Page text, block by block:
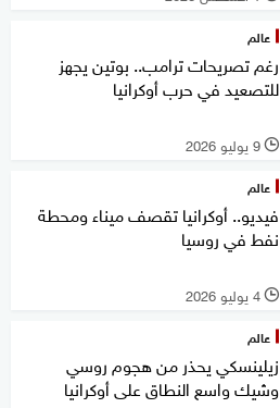
عالم
رغم تصريحات ترامب.. بوتين يجهز
للتصعيد في حرب أوكرانيا
l 9 يوليو 2026
عالم
فيديو.. أوكرانيا تقصف ميناء ومحطة
نفط في روسيا
l 4 يوليو 2026
عالم
زيلينسكي يحذر من هجوم روسي
وشيك واسع النطاق على أوكرانيا